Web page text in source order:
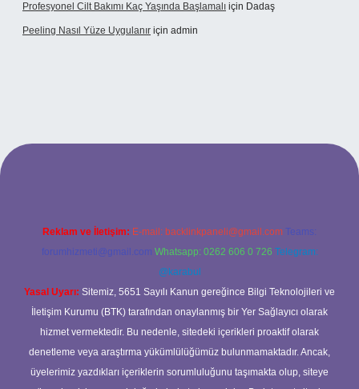
Profesyonel Cilt Bakımı Kaç Yaşında Başlamalı için Dadaş
Peeling Nasıl Yüze Uygulanır için admin
Reklam ve İletişim: E-mail: backlinkpaneli@gmail.com Teams:
forumhizmeti@gmail.com Whatsapp: 0262 606 0 726 Telegram:
@karabul
Yasal Uyarı: Sitemiz, 5651 Sayılı Kanun gereğince Bilgi Teknolojileri ve
İletişim Kurumu (BTK) tarafından onaylanmış bir Yer Sağlayıcı olarak
hizmet vermektedir. Bu nedenle, sitedeki içerikleri proaktif olarak
denetleme veya araştırma yükümlülüğümüz bulunmamaktadır. Ancak,
üyelerimiz yazdıkları içeriklerin sorumluluğunu taşımakta olup, siteye